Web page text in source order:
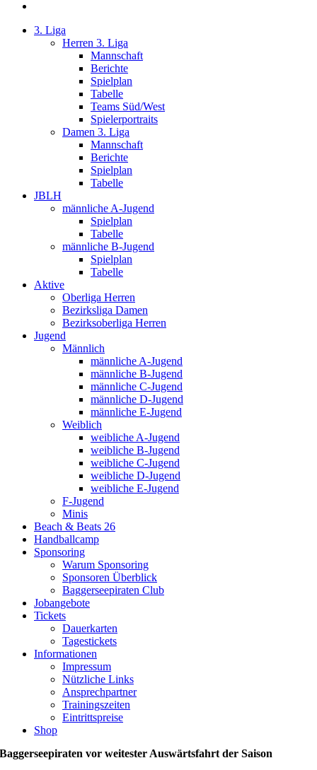
3. Liga
Herren 3. Liga
Mannschaft
Berichte
Spielplan
Tabelle
Teams Süd/West
Spielerportraits
Damen 3. Liga
Mannschaft
Berichte
Spielplan
Tabelle
JBLH
männliche A-Jugend
Spielplan
Tabelle
männliche B-Jugend
Spielplan
Tabelle
Aktive
Oberliga Herren
Bezirksliga Damen
Bezirksoberliga Herren
Jugend
Männlich
männliche A-Jugend
männliche B-Jugend
männliche C-Jugend
männliche D-Jugend
männliche E-Jugend
Weiblich
weibliche A-Jugend
weibliche B-Jugend
weibliche C-Jugend
weibliche D-Jugend
weibliche E-Jugend
F-Jugend
Minis
Beach & Beats 26
Handballcamp
Sponsoring
Warum Sponsoring
Sponsoren Überblick
Baggerseepiraten Club
Jobangebote
Tickets
Dauerkarten
Tagestickets
Informationen
Impressum
Nützliche Links
Ansprechpartner
Trainingszeiten
Eintrittspreise
Shop
Baggerseepiraten vor weitester Auswärtsfahrt der Saison